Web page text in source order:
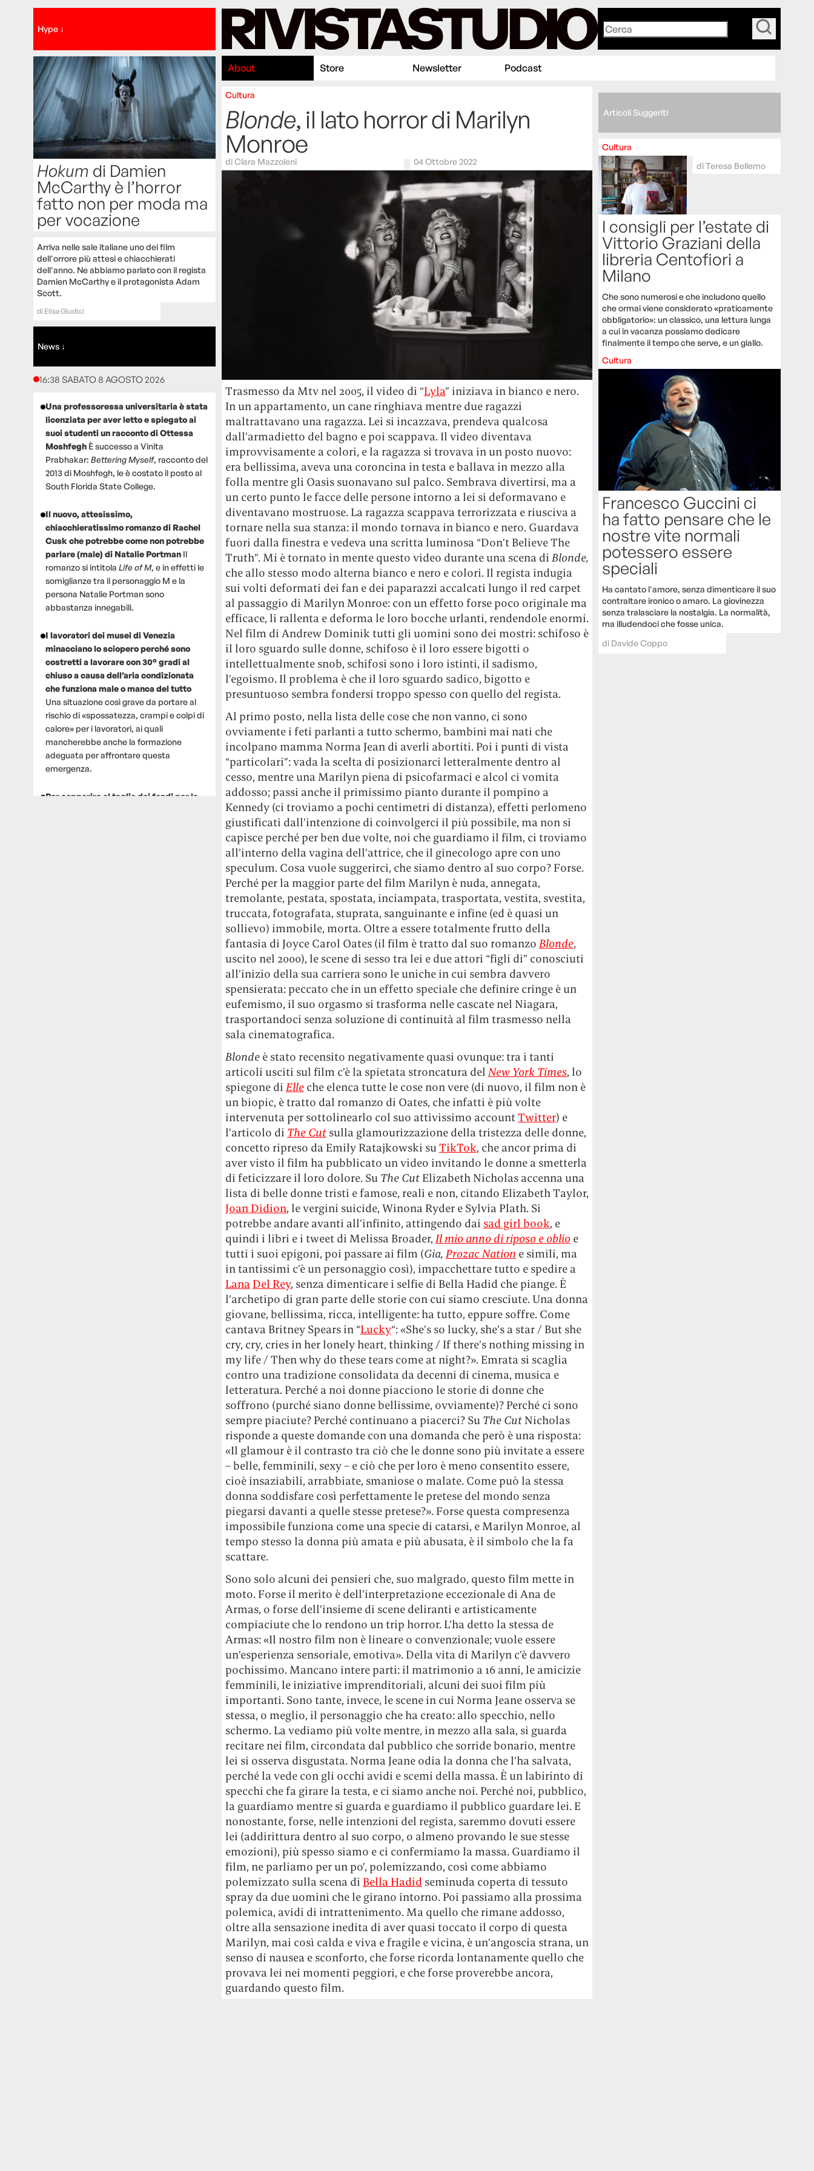
Hype ↓
Hokum di Damien
McCarthy è l’horror
fatto non per moda ma
per vocazione
Arriva nelle sale italiane uno dei film
dell'orrore più attesi e chiacchierati
dell'anno. Ne abbiamo parlato con il regista
Damien McCarthy e il protagonista Adam
Scott.
di Elisa Giudici
News ↓
16:38 SABATO 8 AGOSTO 2026
Una professoressa universitaria è stata
licenziata per aver letto e spiegato ai
suoi studenti un racconto di Ottessa
Moshfegh È successo a Vinita
Prabhakar: Bettering Myself, racconto del
2013 di Moshfegh, le è costato il posto al
South Florida State College.
Il nuovo, attesissimo,
chiacchieratissimo romanzo di Rachel
Cusk che potrebbe come non potrebbe
parlare (male) di Natalie Portman Il
romanzo si intitola Life of M, e in effetti le
somiglianze tra il personaggio M e la
persona Natalie Portman sono
abbastanza innegabili.
I lavoratori dei musei di Venezia
minacciano lo sciopero perché sono
costretti a lavorare con 30° gradi al
chiuso a causa dell’aria condizionata
che funziona male o manca del tutto
Una situazione così grave da portare al
rischio di «spossatezza, crampi e colpi di
calore» per i lavoratori, ai quali
mancherebbe anche la formazione
adeguata per affrontare questa
emergenza.
Per sopperire al taglio dei fondi per la
About Store Newsletter Podcast
Cultura
Blonde, il lato horror di Marilyn
Monroe
diClara Mazzoleni 04 Ottobre 2022
Trasmesso da Mtv nel 2005, il video di “Lyla” iniziava in bianco e nero.
In un appartamento, un cane ringhiava mentre due ragazzi
maltrattavano una ragazza. Lei si incazzava, prendeva qualcosa
dall’armadietto del bagno e poi scappava. Il video diventava
improvvisamente a colori, e la ragazza si trovava in un posto nuovo:
era bellissima, aveva una coroncina in testa e ballava in mezzo alla
folla mentre gli Oasis suonavano sul palco. Sembrava divertirsi, ma a
un certo punto le facce delle persone intorno a lei si deformavano e
diventavano mostruose. La ragazza scappava terrorizzata e riusciva a
tornare nella sua stanza: il mondo tornava in bianco e nero. Guardava
fuori dalla finestra e vedeva una scritta luminosa “Don’t Believe The
Truth”. Mi è tornato in mente questo video durante una scena di Blonde,
che allo stesso modo alterna bianco e nero e colori. Il regista indugia
sui volti deformati dei fan e dei paparazzi accalcati lungo il red carpet
al passaggio di Marilyn Monroe: con un effetto forse poco originale ma
efficace, li rallenta e deforma le loro bocche urlanti, rendendole enormi.
Nel film di Andrew Dominik tutti gli uomini sono dei mostri: schifoso è
il loro sguardo sulle donne, schifoso è il loro essere bigotti o
intellettualmente snob, schifosi sono i loro istinti, il sadismo,
l’egoismo. Il problema è che il loro sguardo sadico, bigotto e
presuntuoso sembra fondersi troppo spesso con quello del regista.
Al primo posto, nella lista delle cose che non vanno, ci sono
ovviamente i feti parlanti a tutto schermo, bambini mai nati che
incolpano mamma Norma Jean di averli abortiti. Poi i punti di vista
“particolari”: vada la scelta di posizionarci letteralmente dentro al
cesso, mentre una Marilyn piena di psicofarmaci e alcol ci vomita
addosso; passi anche il primissimo pianto durante il pompino a
Kennedy (ci troviamo a pochi centimetri di distanza), effetti perlomeno
giustificati dall’intenzione di coinvolgerci il più possibile, ma non si
capisce perché per ben due volte, noi che guardiamo il film, ci troviamo
all’interno della vagina dell’attrice, che il ginecologo apre con uno
speculum. Cosa vuole suggerirci, che siamo dentro al suo corpo? Forse.
Perché per la maggior parte del film Marilyn è nuda, annegata,
tremolante, pestata, spostata, inciampata, trasportata, vestita, svestita,
truccata, fotografata, stuprata, sanguinante e infine (ed è quasi un
sollievo) immobile, morta. Oltre a essere totalmente frutto della
fantasia di Joyce Carol Oates (il film è tratto dal suo romanzo Blonde,
uscito nel 2000), le scene di sesso tra lei e due attori “figli di” conosciuti
all’inizio della sua carriera sono le uniche in cui sembra davvero
spensierata: peccato che in un effetto speciale che definire cringe è un
eufemismo, il suo orgasmo si trasforma nelle cascate nel Niagara,
trasportandoci senza soluzione di continuità al film trasmesso nella
sala cinematografica.
Blondeè stato recensito negativamente quasi ovunque: tra i tanti
articoli usciti sul film c’è la spietata stroncatura del New York Times, lo
spiegone di Elleche elenca tutte le cose non vere (di nuovo, il film non è
un biopic, è tratto dal romanzo di Oates, che infatti è più volte
intervenuta per sottolinearlo col suo attivissimo accountTwitter) e
l’articolo di The Cutsulla glamourizzazione della tristezza delle donne,
concetto ripreso da Emily Ratajkowski su TikTok, che ancor prima di
aver visto il film ha pubblicato un video invitando le donne a smetterla
di feticizzare il loro dolore. Su The CutElizabeth Nicholas accenna una
lista di belle donne tristi e famose, reali e non, citando Elizabeth Taylor,
Joan Didion, le vergini suicide, Winona Ryder e Sylvia Plath. Si
potrebbe andare avanti all’infinito, attingendo dai sad girl book, e
quindi i libri e i tweet di Melissa Broader, Il mio anno di riposo e oblioe
tutti i suoi epigoni, poi passare ai film (Gia, Prozac Nation e simili, ma
in tantissimi c’è un personaggio così), impacchettare tutto e spedire a
Lana Del Rey, senza dimenticare i selfie di Bella Hadid che piange. È
l’archetipo di gran parte delle storie con cui siamo cresciute. Una donna
giovane, bellissima, ricca, intelligente: ha tutto, eppure soffre. Come
cantava Britney Spears in “Lucky“: «She’s so lucky, she’s a star / But she
cry, cry, cries in her lonely heart, thinking / If there’s nothing missing in
my life / Then why do these tears come at night?». Emrata si scaglia
contro una tradizione consolidata da decenni di cinema, musica e
letteratura. Perché a noi donne piacciono le storie di donne che
soffrono (purché siano donne bellissime, ovviamente)? Perché ci sono
sempre piaciute? Perché continuano a piacerci? Su The CutNicholas
risponde a queste domande con una domanda che però è una risposta:
«Il glamour è il contrasto tra ciò che le donne sono più invitate a essere
– belle, femminili, sexy – e ciò che per loro è meno consentito essere,
cioè insaziabili, arrabbiate, smaniose o malate. Come può la stessa
donna soddisfare così perfettamente le pretese del mondo senza
piegarsi davanti a quelle stesse pretese?». Forse questa compresenza
impossibile funziona come una specie di catarsi, e Marilyn Monroe, al
tempo stesso la donna più amata e più abusata, è il simbolo che la fa
scattare.
Sono solo alcuni dei pensieri che, suo malgrado, questo film mette in
moto. Forse il merito è dell’interpretazione eccezionale di Ana de
Armas, o forse dell’insieme di scene deliranti e artisticamente
compiaciute che lo rendono un trip horror. L’ha detto la stessa de
Armas: «Il nostro film non è lineare o convenzionale; vuole essere
un’esperienza sensoriale, emotiva». Della vita di Marilyn c’è davvero
pochissimo. Mancano intere parti: il matrimonio a 16 anni, le amicizie
femminili, le iniziative imprenditoriali, alcuni dei suoi film più
importanti. Sono tante, invece, le scene in cui Norma Jeane osserva se
stessa, o meglio, il personaggio che ha creato: allo specchio, nello
schermo. La vediamo più volte mentre, in mezzo alla sala, si guarda
recitare nei film, circondata dal pubblico che sorride bonario, mentre
lei si osserva disgustata. Norma Jeane odia la donna che l’ha salvata,
perché la vede con gli occhi avidi e scemi della massa. È un labirinto di
specchi che fa girare la testa, e ci siamo anche noi. Perché noi, pubblico,
la guardiamo mentre si guarda e guardiamo il pubblico guardare lei. E
nonostante, forse, nelle intenzioni del regista, saremmo dovuti essere
lei (addirittura dentro al suo corpo, o almeno provando le sue stesse
emozioni), più spesso siamo e ci confermiamo la massa. Guardiamo il
film, ne parliamo per un po’, polemizzando, così come abbiamo
polemizzato sulla scena di Bella Hadid seminuda coperta di tessuto
spray da due uomini che le girano intorno. Poi passiamo alla prossima
polemica, avidi di intrattenimento. Ma quello che rimane addosso,
oltre alla sensazione inedita di aver quasi toccato il corpo di questa
Marilyn, mai così calda e viva e fragile e vicina, è un’angoscia strana, un
senso di nausea e sconforto, che forse ricorda lontanamente quello che
provava lei nei momenti peggiori, e che forse proverebbe ancora,
guardando questo film.
Articoli Suggeriti
Cultura
diTeresa Bellemo
I consigli per l’estate di
Vittorio Graziani della
libreria Centofiori a
Milano
Che sono numerosi e che includono quello
che ormai viene considerato «praticamente
obbligatorio»: un classico, una lettura lunga
a cui in vacanza possiamo dedicare
finalmente il tempo che serve, e un giallo.
Cultura
Francesco Guccini ci
ha fatto pensare che le
nostre vite normali
potessero essere
speciali
Ha cantato l'amore, senza dimenticare il suo
contraltare ironico o amaro. La giovinezza
senza tralasciare la nostalgia. La normalità,
ma illudendoci che fosse unica.
di Davide Coppo